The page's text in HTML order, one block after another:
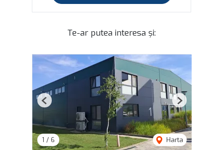
Te-ar putea interesa și:
1 / 6 Harta
Previous Next